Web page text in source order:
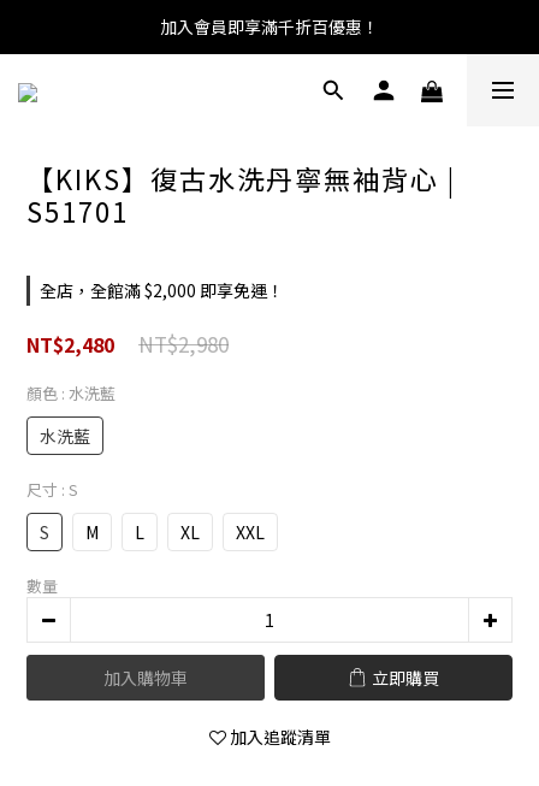
加入會員即享滿千折百優惠！
【KIKS】復古水洗丹寧無袖背心 |
S51701
全店，全館滿 $2,000 即享免運！
NT$2,480 NT$2,980
顏色 : 水洗藍
水洗藍
尺寸 : S
S M L XL XXL
數量
加入購物車 立即購買
加入追蹤清單